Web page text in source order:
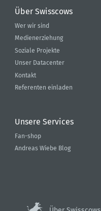
Über Swisscows
Wer wir sind
Medienerziehung
Soziale Projekte
Unser Datacenter
Kontakt
Referenten einladen
Unsere Services
Fan-shop
Andreas Wiebe Blog